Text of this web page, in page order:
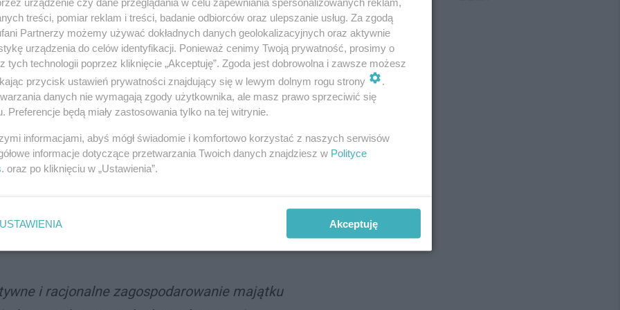
nie zmieni on swojego przeznaczenia.
na tym obszarze spójne działania
też w razie potrzeby inwestycje związane z
prezydent Katowic.
w trybie art. 23 ustawy o
z przeznaczeniem na cele związane z realizacją
ładu przestrzennego, gospodarki
gospodarki wodnej oraz kultury fizycznej i
i racjonalne zagospodarowanie majątku
treści, pomiar reklam i treści, badanie odbiorców oraz ulepszanie usług. Za zgodą
Partnerzy możemy używać dokładnych danych geolokalizacyjnych oraz aktywnie
urządzenia do celów identyfikacji. Ponieważ cenimy Twoją prywatność, prosimy o
tych technologii poprzez kliknięcie „Akceptuję”. Zgoda jest dobrowolna i zawsze możesz
przycisk ustawień prywatności znajdujący się w lewym dolnym rogu strony
.
danych nie wymagają zgody użytkownika, ale masz prawo sprzeciwić się
Preferencje będą miały zastosowania tylko na tej witrynie.
informacjami, abyś mógł świadomie i komfortowo korzystać z naszych serwisów
informacje dotyczące przetwarzania Twoich danych znajdziesz w Polityce
. oraz po kliknięciu w „Ustawienia”.
USTAWIENIA Akceptuję